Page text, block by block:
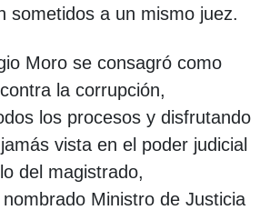
sometidos a un mismo juez.
Moro se consagró como
la corrupción,
los procesos y disfrutando
vista en el poder judicial
del magistrado,
Ministro de Justicia